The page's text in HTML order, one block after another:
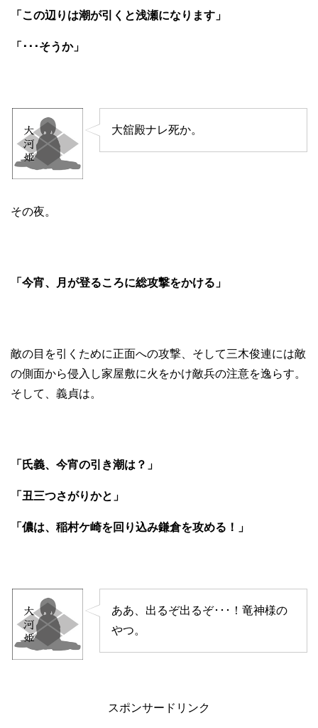
「この辺りは潮が引くと浅瀬になります」
「･･･そうか」
大舘殿ナレ死か。
その夜。
「今宵、月が登るころに総攻撃をかける」
敵の目を引くために正面への攻撃、そして三木俊連には敵
の側面から侵入し家屋敷に火をかけ敵兵の注意を逸らす。
そして、義貞は。
「氏義、今宵の引き潮は？」
「丑三つさがりかと」
「儂は、稲村ケ崎を回り込み鎌倉を攻める！」
ああ、出るぞ出るぞ･･･！竜神様の
やつ。
スポンサードリンク